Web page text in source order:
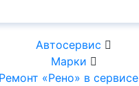
Автосервис
Марки
Ремонт «Рено» в сервисе